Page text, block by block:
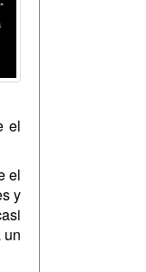
el
el
y
un